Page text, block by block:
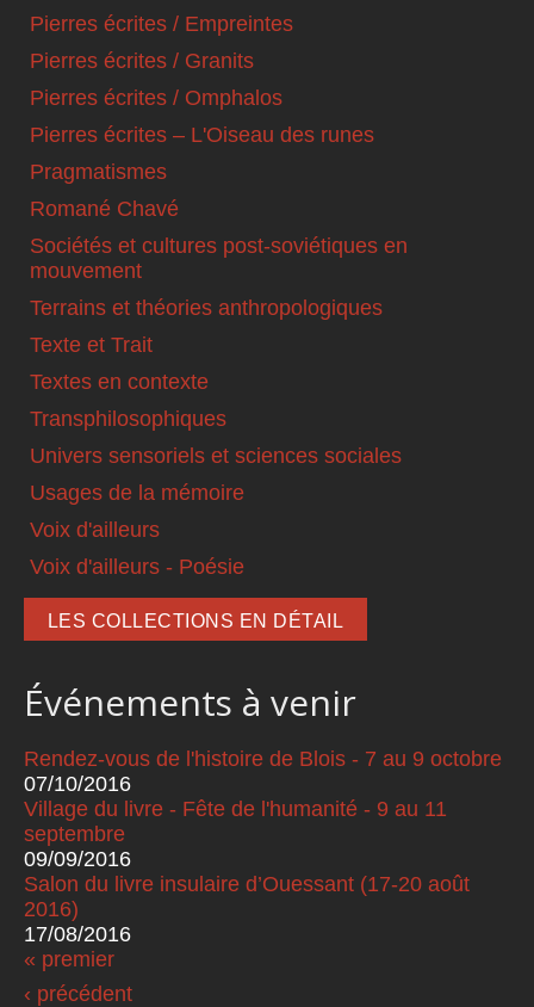
Pierres écrites / Empreintes
Pierres écrites / Granits
Pierres écrites / Omphalos
Pierres écrites – L'Oiseau des runes
Pragmatismes
Romané Chavé
Sociétés et cultures post-soviétiques en
mouvement
Terrains et théories anthropologiques
Texte et Trait
Textes en contexte
Transphilosophiques
Univers sensoriels et sciences sociales
Usages de la mémoire
Voix d'ailleurs
Voix d'ailleurs - Poésie
LES COLLECTIONS EN DÉTAIL
Événements à venir
Rendez-vous de l'histoire de Blois - 7 au 9 octobre
07/10/2016
Village du livre - Fête de l'humanité - 9 au 11
septembre
09/09/2016
Salon du livre insulaire d’Ouessant (17-20 août
2016)
17/08/2016
Pages
« premier
‹ précédent